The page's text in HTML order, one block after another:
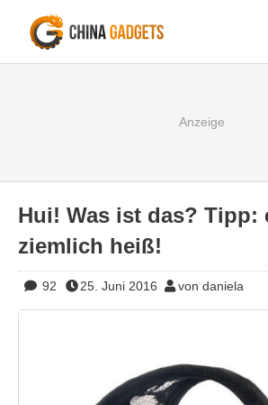
Hui! Was ist das? Tipp:
ziemlich heiß!
92 25. Juni 2016 von daniela